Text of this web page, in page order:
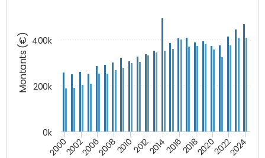
Montants (€)
200020022006200820102012201420162018202020222024
0k
200k
400k